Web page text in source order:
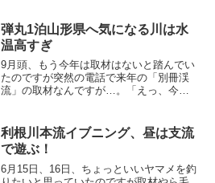
カラ竿に持ち替えて里川や本流でヤマメ
と遊びました。テンカラ...
弾丸1泊山形県へ気になる川は水
温高すぎ
9月頭、もう今年は取材はないと踏んでい
たのですが突然の電話で来年の「別冊渓
流」の取材なんですが…。「えっ、今年
月入ってるよ」。無茶振りの取材は慣れ
ているつもりでしたが...
利根川本流イブニング、昼は支流
で遊ぶ！
6月15日、16日、ちょっといいヤマメを釣